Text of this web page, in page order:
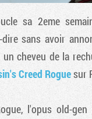
sa 2eme
dire sans avoir
cheveu de la
Creed Roguesur
l'opus old-
Tribune